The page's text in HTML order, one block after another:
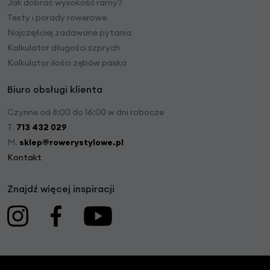
Jak dobrać wysokość ramy?
Testy i porady rowerowe
Najczęściej zadawane pytania
Kalkulator długości szprych
Kalkulator ilości zębów paska
Biuro obsługi klienta
Czynne od 8:00 do 16:00 w dni robocze
T. 713 432 029
M. sklep@rowerystylowe.pl
Kontakt
Znajdź więcej inspiracji